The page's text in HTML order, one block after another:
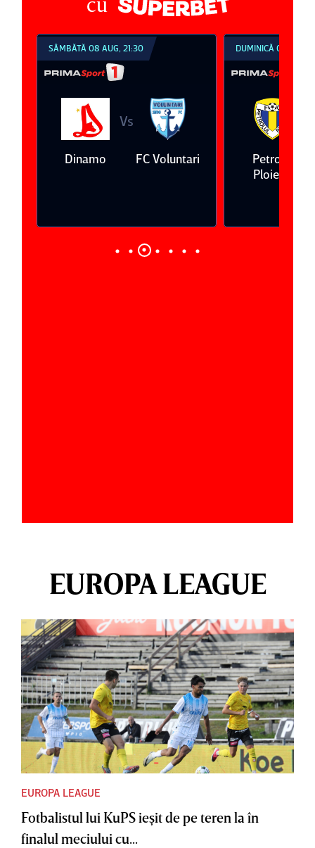
SÂMBĂTĂ 08 AUG, 21:30
Dinamo
Vs
FC Voluntari
DUMINICĂ 09 AUG,
Petrolul
Ploieşti
EUROPA LEAGUE
EUROPA LEAGUE
Fotbalistul lui KuPS ieşit de pe teren la în
finalul meciului cu...